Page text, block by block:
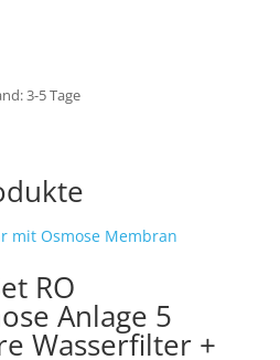
3-5 Tage
RO
Anlage 5
Wasserfilter +